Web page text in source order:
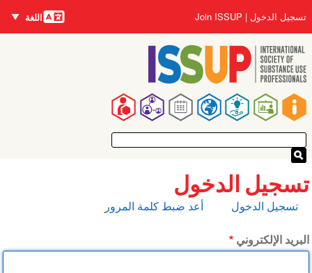
إلى
المحتوى
الرئيسي
Main
navigation
User
account
menu
تسجيل الدخول Join ISSUP اللغات
اللغة
تسجيل الدخول
التبويبات
الأساسية
تسجيل الدخول أعد ضبط كلمة المرور
البريد الإلكتروني